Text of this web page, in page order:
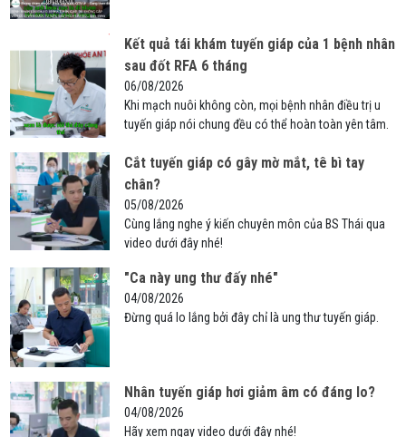
Kết quả tái khám tuyến giáp của 1 bệnh nhân
sau đốt RFA 6 tháng
06/08/2026
Khi mạch nuôi không còn, mọi bệnh nhân điều trị u
tuyến giáp nói chung đều có thể hoàn toàn yên tâm.
Cắt tuyến giáp có gây mờ mắt, tê bì tay
chân?
05/08/2026
Cùng lắng nghe ý kiến chuyên môn của BS Thái qua
video dưới đây nhé!
"Ca này ung thư đấy nhé"
04/08/2026
Đừng quá lo lắng bởi đây chỉ là ung thư tuyến giáp.
Nhân tuyến giáp hơi giảm âm có đáng lo?
04/08/2026
Hãy xem ngay video dưới đây nhé!